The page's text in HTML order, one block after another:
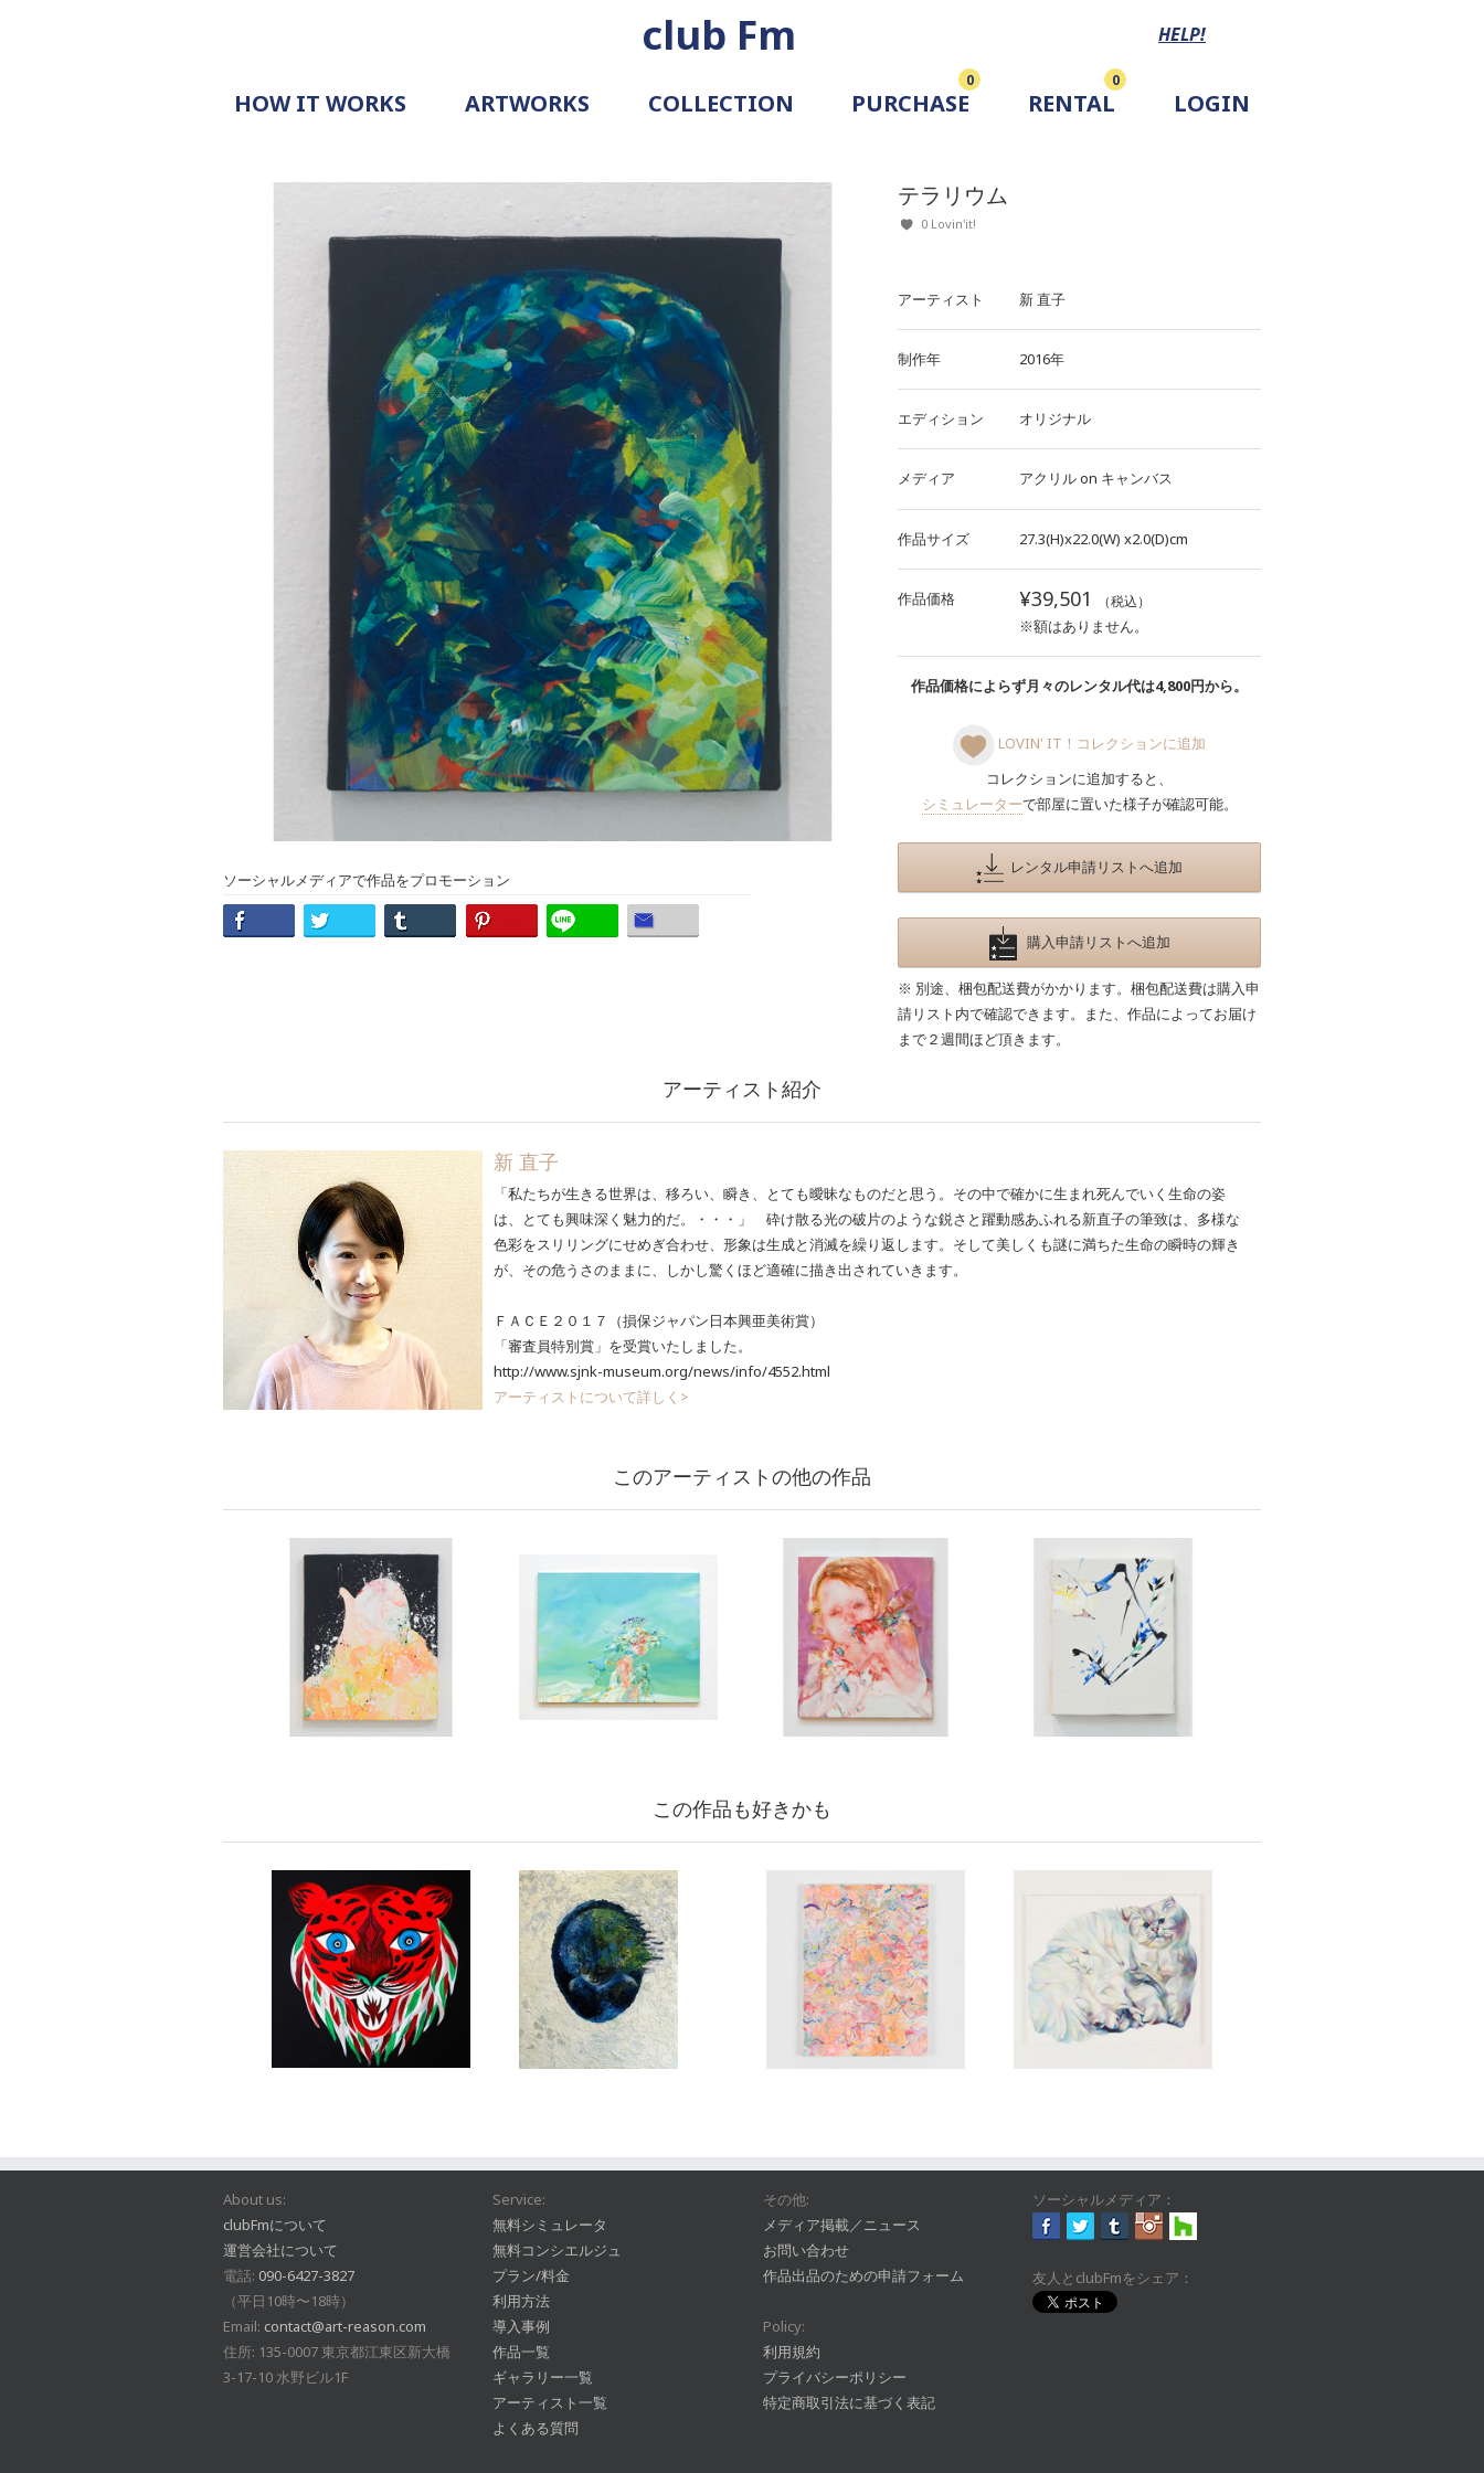
club Fm HELP!
HOW IT WORKS
EXAMPLE
ARTWORKS
GALLERY
COLLECTION
PURCHASE
0
RENTAL
0
LOGIN
ソーシャルメディアで作品をプロモーション
テラリウム
0 Lovin'it!
アーティスト 新 直子
制作年 2016年
エディション オリジナル
メディア アクリルon キャンバス
作品サイズ 27.3(H)x22.0(W) x2.0(D)cm
作品価格 ¥39,501 （税込）
※額はありません。
作品価格によらず月々のレンタル代は4,800円から。
LOVIN' IT！コレクションに追加
コレクションに追加すると、
シミュレーターで部屋に置いた様子が確認可能。
レンタル申請リストへ追加
購入申請リストへ追加
※ 別途、梱包配送費がかかります。梱包配送費は購入申
請リスト内で確認できます。また、作品によってお届け
まで２週間ほど頂きます。
アーティスト紹介
新 直子
「私たちが生きる世界は、移ろい、瞬き、とても曖昧なものだと思う。その中で確かに生まれ死んでいく生命の姿
は、とても興味深く魅力的だ。・・・」 砕け散る光の破片のような鋭さと躍動感あふれる新直子の筆致は、多様な
色彩をスリリングにせめぎ合わせ、形象は生成と消滅を繰り返します。そして美しくも謎に満ちた生命の瞬時の輝き
が、その危うさのままに、しかし驚くほど適確に描き出されていきます。
ＦＡＣＥ２０１７（損保ジャパン日本興亜美術賞）
「審査員特別賞」を受賞いたしました。
http://www.sjnk-museum.org/news/info/4552.html
アーティストについて詳しく>
このアーティストの他の作品
この作品も好きかも
About us:
clubFmについて
運営会社について
電話: 090-6427-3827
（平日10時〜18時）
Email: contact@art-reason.com
住所: 135-0007 東京都江東区新大橋
3-17-10 水野ビル1F
Service:
無料シミュレータ
無料コンシエルジュ
プラン/料金
利用方法
導入事例
作品一覧
ギャラリー一覧
アーティスト一覧
よくある質問
その他:
メディア掲載／ニュース
お問い合わせ
作品出品のための申請フォーム
Policy:
利用規約
プライバシーポリシー
特定商取引法に基づく表記
ソーシャルメディア：
友人とclubFmをシェア：